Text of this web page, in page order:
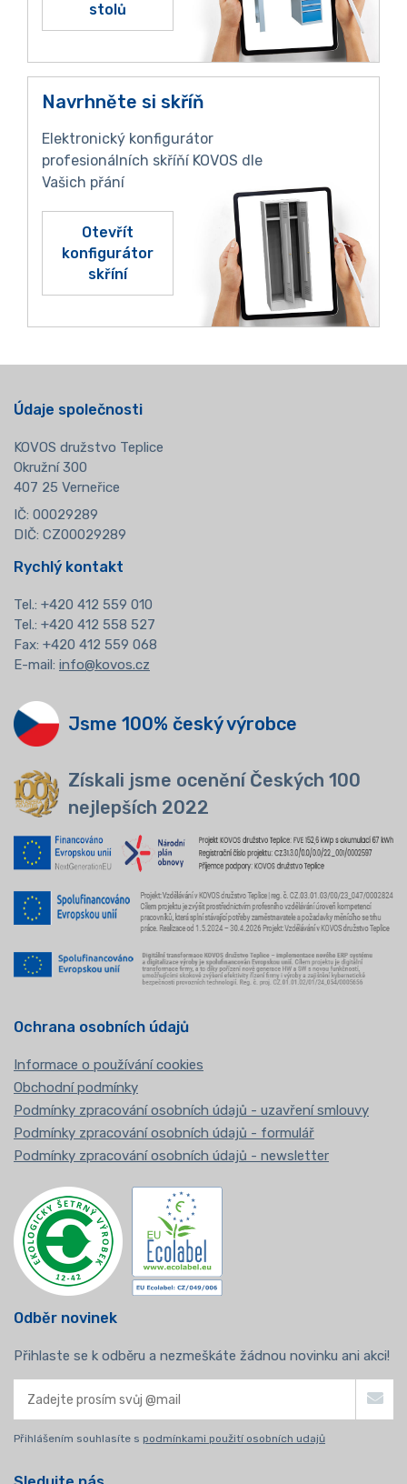
stolů
Navrhněte si skříň
Elektronický konfigurátor
profesionálních skříňí KOVOS dle
Vašich přání
Otevřít
konfigurátor
skříní
Údaje společnosti
KOVOS družstvo Teplice
Okružní 300
407 25 Verneřice
IČ: 00029289
DIČ: CZ00029289
Rychlý kontakt
Tel.: +420 412 559 010
Tel.: +420 412 558 527
Fax: +420 412 559 068
E-mail: info@kovos.cz
Jsme 100% český výrobce
Získali jsme ocenění Českých 100
nejlepších 2022
Ochrana osobních údajů
Informace o používání cookies
Obchodní podmínky
Podmínky zpracování osobních údajů - uzavření smlouvy
Podmínky zpracování osobních údajů - formulář
Podmínky zpracování osobních údajů - newsletter
Odběr novinek
Přihlaste se k odběru a nezmeškáte žádnou novinku ani akci!
Přihlášením souhlasíte s podmínkami použití osobních udajů